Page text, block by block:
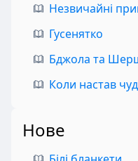
Незвичайні
Гусенятко
Бджола та
Коли настав
Нове